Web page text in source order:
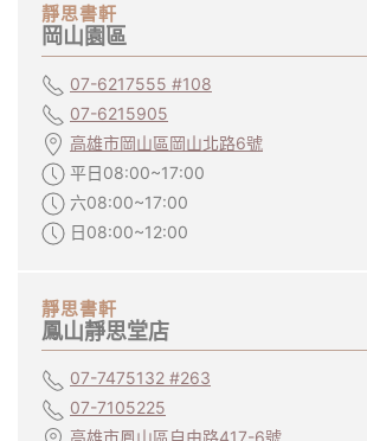
靜思書軒
岡山園區
07-6217555 #108
07-6215905
高雄市岡山區岡山北路6號
平日08:00~17:00
六08:00~17:00
日08:00~12:00
靜思書軒
鳳山靜思堂店
07-7475132 #263
07-7105225